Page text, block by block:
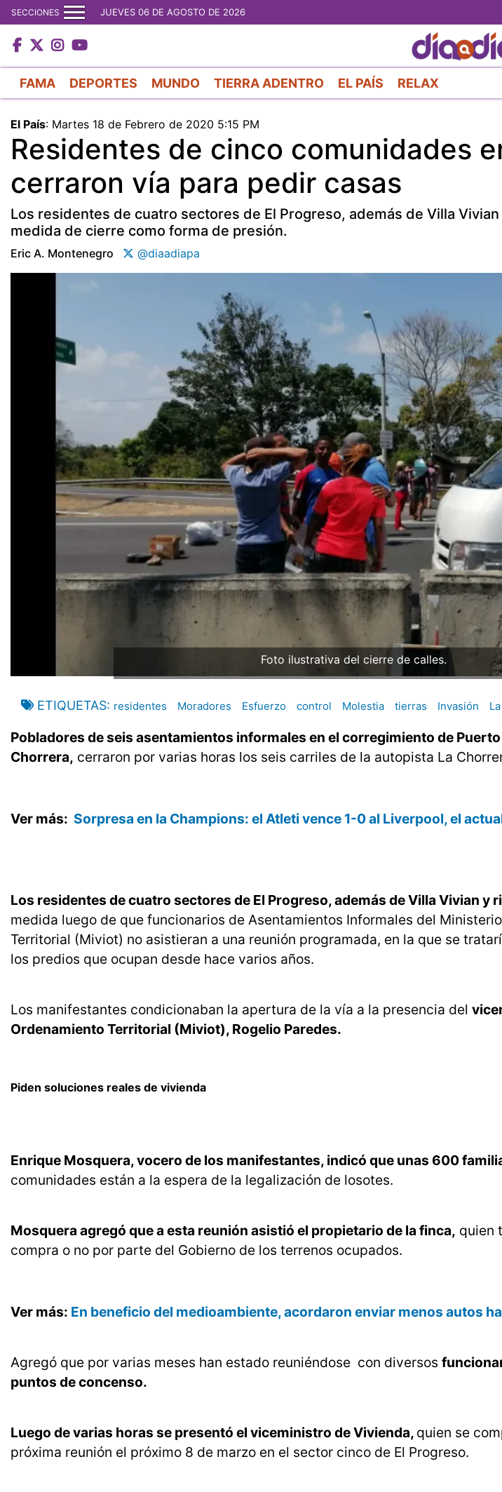
al
SECCIONES JUEVES 06 DE AGOSTO DE 2026
FAMA DEPORTES MUNDO TIERRA ADENTRO EL PAÍS RELAX
El País: Martes 18 de Febrero de 2020 5:15 PM
Residentes de cinco comunidades
cerraron vía para pedir casas
Los residentes de cuatro sectores de El Progreso, además de Villa
medida de cierre como forma de presión.
Eric A. Montenegro @diaadiapa
Foto ilustrativa del cierre de calles.
ETIQUETAS residentes Moradores Esfuerzo control Molestia tierras Invasión
Pobladores de seis asentamientos informales en el corregimiento de
Chorrera, cerraron por varias horas los seis carriles de la autopista La
Ver más: Sorpresa en la Champions: el Atleti vence 1-0 al Liverpool, el
Los residentes de cuatro sectores de El Progreso, además de Villa Vivian y
medida luego de que funcionarios de Asentamientos Informales del
Territorial (Miviot) no asistieran a una reunión programada, en la que se
los predios que ocupan desde hace varios años.
Los manifestantes condicionaban la apertura de la vía a la presencia del
Ordenamiento Territorial (Miviot), Rogelio Paredes.
Piden soluciones reales de vivienda
Enrique Mosquera, vocero de los manifestantes, indicó que unas 600
comunidades están a la espera de la legalización de losotes.
Mosquera agregó que a esta reunión asistió el propietario de la finca, quien
compra o no por parte del Gobierno de los terrenos ocupados.
Ver más: En beneficio del medioambiente, acordaron enviar menos autos
Agregó que por varias meses han estado reuniéndose con diversos
puntos de concenso.
Luego de varias horas se presentó el viceministro de Vivienda, quien se
próxima reunión el próximo 8 de marzo en el sector cinco de El Progreso.